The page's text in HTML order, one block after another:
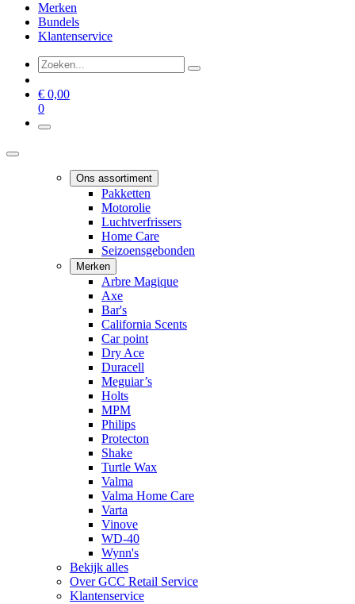
Merken
Bundels
Klantenservice
€ 0,00
0
Ons assortiment
Pakketten
Motorolie
Luchtverfrissers
Home Care
Seizoensgebonden
Merken
Arbre Magique
Axe
Bar's
California Scents
Car point
Dry Ace
Duracell
Meguiar’s
Holts
MPM
Philips
Protecton
Shake
Turtle Wax
Valma
Valma Home Care
Varta
Vinove
WD-40
Wynn's
Bekijk alles
Over GCC Retail Service
Klantenservice